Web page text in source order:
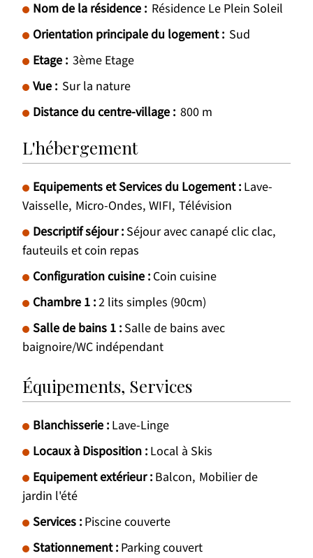
Nom de la résidence : Résidence Le Plein Soleil
Orientation principale du logement : Sud
Etage : 3ème Etage
Vue : Sur la nature
Distance du centre-village : 800 m
L'hébergement
Equipements et Services du Logement: Lave-
Vaisselle Micro-Ondes WIFI Télévision
Descriptif séjour: Séjour avec canapé clic clac,
fauteuils et coin repas
Configuration cuisine : Coin cuisine
Chambre 1 :2 lits simples (90cm)
Salle de bains 1 : Salle de bains avec
baignoire/WC indépendant
Équipements, Services
Blanchisserie : Lave-Linge
Locaux à Disposition : Local à Skis
Equipement extérieur: Balcon Mobilier de
jardin l'été
Services : Piscine couverte
Stationnement: Parking couvert